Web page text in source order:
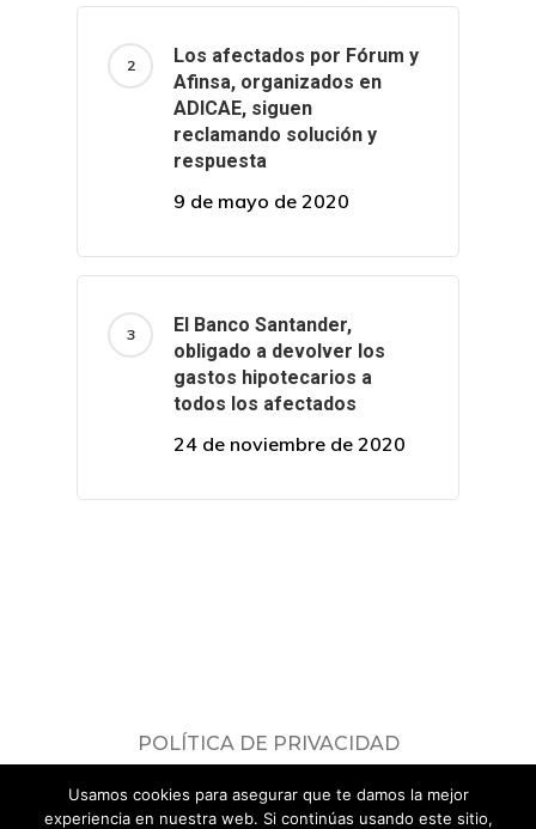
Los afectados por Fórum y
Afinsa, organizados en
ADICAE, siguen
reclamando solución y
respuesta
9 de mayo de 2020
El Banco Santander,
obligado a devolver los
gastos hipotecarios a
todos los afectados
24 de noviembre de 2020
POLÍTICA DE PRIVACIDAD
Consulta nuestrapolítica de privacidad.
© 2026 ADICAE Servicios Jurídicos.
Usamos cookies para asegurar que te damos la mejor
experiencia en nuestra web. Si continúas usando este sitio,